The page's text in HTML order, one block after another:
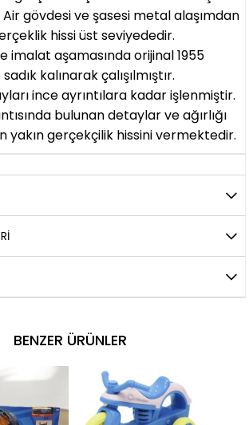
Air gövdesi ve şasesi metal alaşımdan
hissi üst seviyededir.
imalat aşamasında orijinal 1955
kalınarak çalışılmıştır.
ince ayrıntılara kadar işlenmiştir.
bulunan detaylar ve ağırlığı
yakın gerçekçilik hissini vermektedir.
BENZER ÜRÜNLER